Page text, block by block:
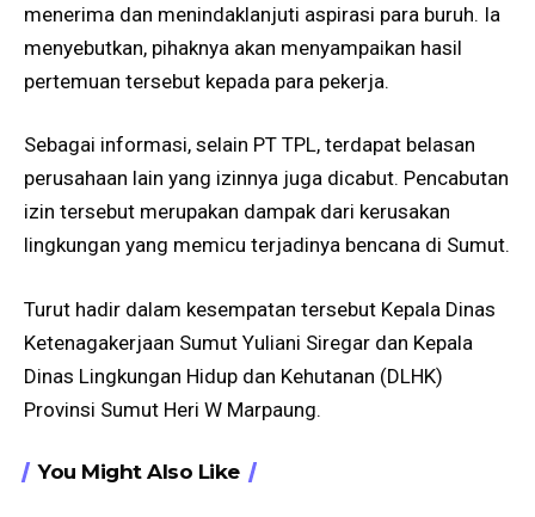
menerima dan menindaklanjuti aspirasi para buruh. Ia
menyebutkan, pihaknya akan menyampaikan hasil
pertemuan tersebut kepada para pekerja.
Sebagai informasi, selain PT TPL, terdapat belasan
perusahaan lain yang izinnya juga dicabut. Pencabutan
izin tersebut merupakan dampak dari kerusakan
lingkungan yang memicu terjadinya bencana di Sumut.
Turut hadir dalam kesempatan tersebut Kepala Dinas
Ketenagakerjaan Sumut Yuliani Siregar dan Kepala
Dinas Lingkungan Hidup dan Kehutanan (DLHK)
Provinsi Sumut Heri W Marpaung.
You Might Also Like